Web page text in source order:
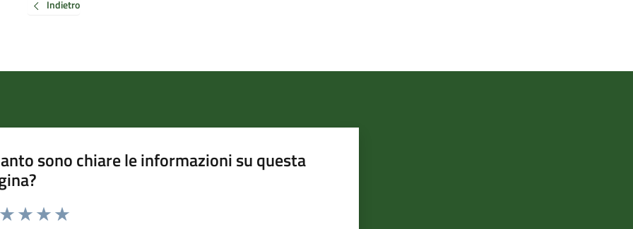
Indietro
sono chiare le informazioni su questa
da 1 a 5 stelle la pagina